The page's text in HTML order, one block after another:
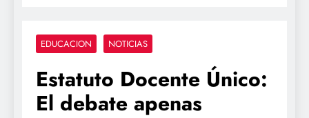
EDUCACION NOTICIAS
Estatuto Docente Único:
El debate apenas